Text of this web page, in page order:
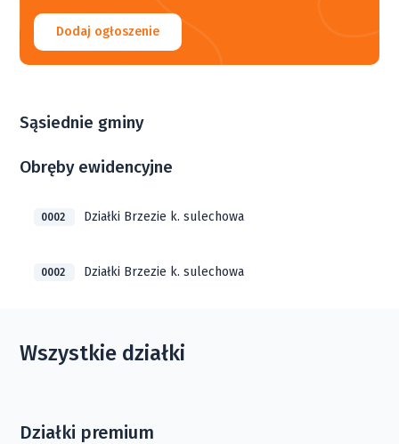
Dodaj ogłoszenie
Sąsiednie gminy
Obręby ewidencyjne
0002 Działki Brzezie k. sulechowa
0002 Działki Brzezie k. sulechowa
Wszystkie działki
Działki premium